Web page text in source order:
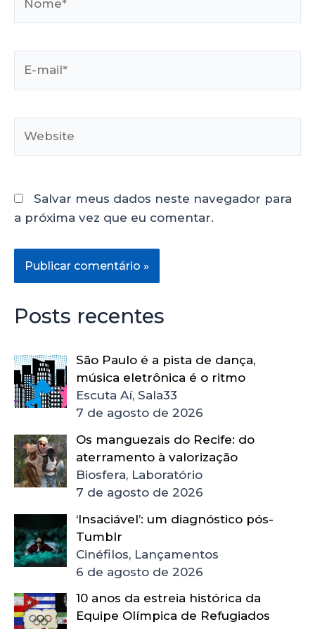
Salvar meus dados neste navegador para
a próxima vez que eu comentar.
Posts recentes
São Paulo é a pista de dança,
música eletrônica é o ritmo
Escuta Aí, Sala33
7 de agosto de 2026
Os manguezais do Recife: do
aterramento à valorização
Biosfera, Laboratório
7 de agosto de 2026
‘Insaciável’: um diagnóstico pós-
Tumblr
Cinéfilos, Lançamentos
6 de agosto de 2026
10 anos da estreia histórica da
Equipe Olímpica de Refugiados